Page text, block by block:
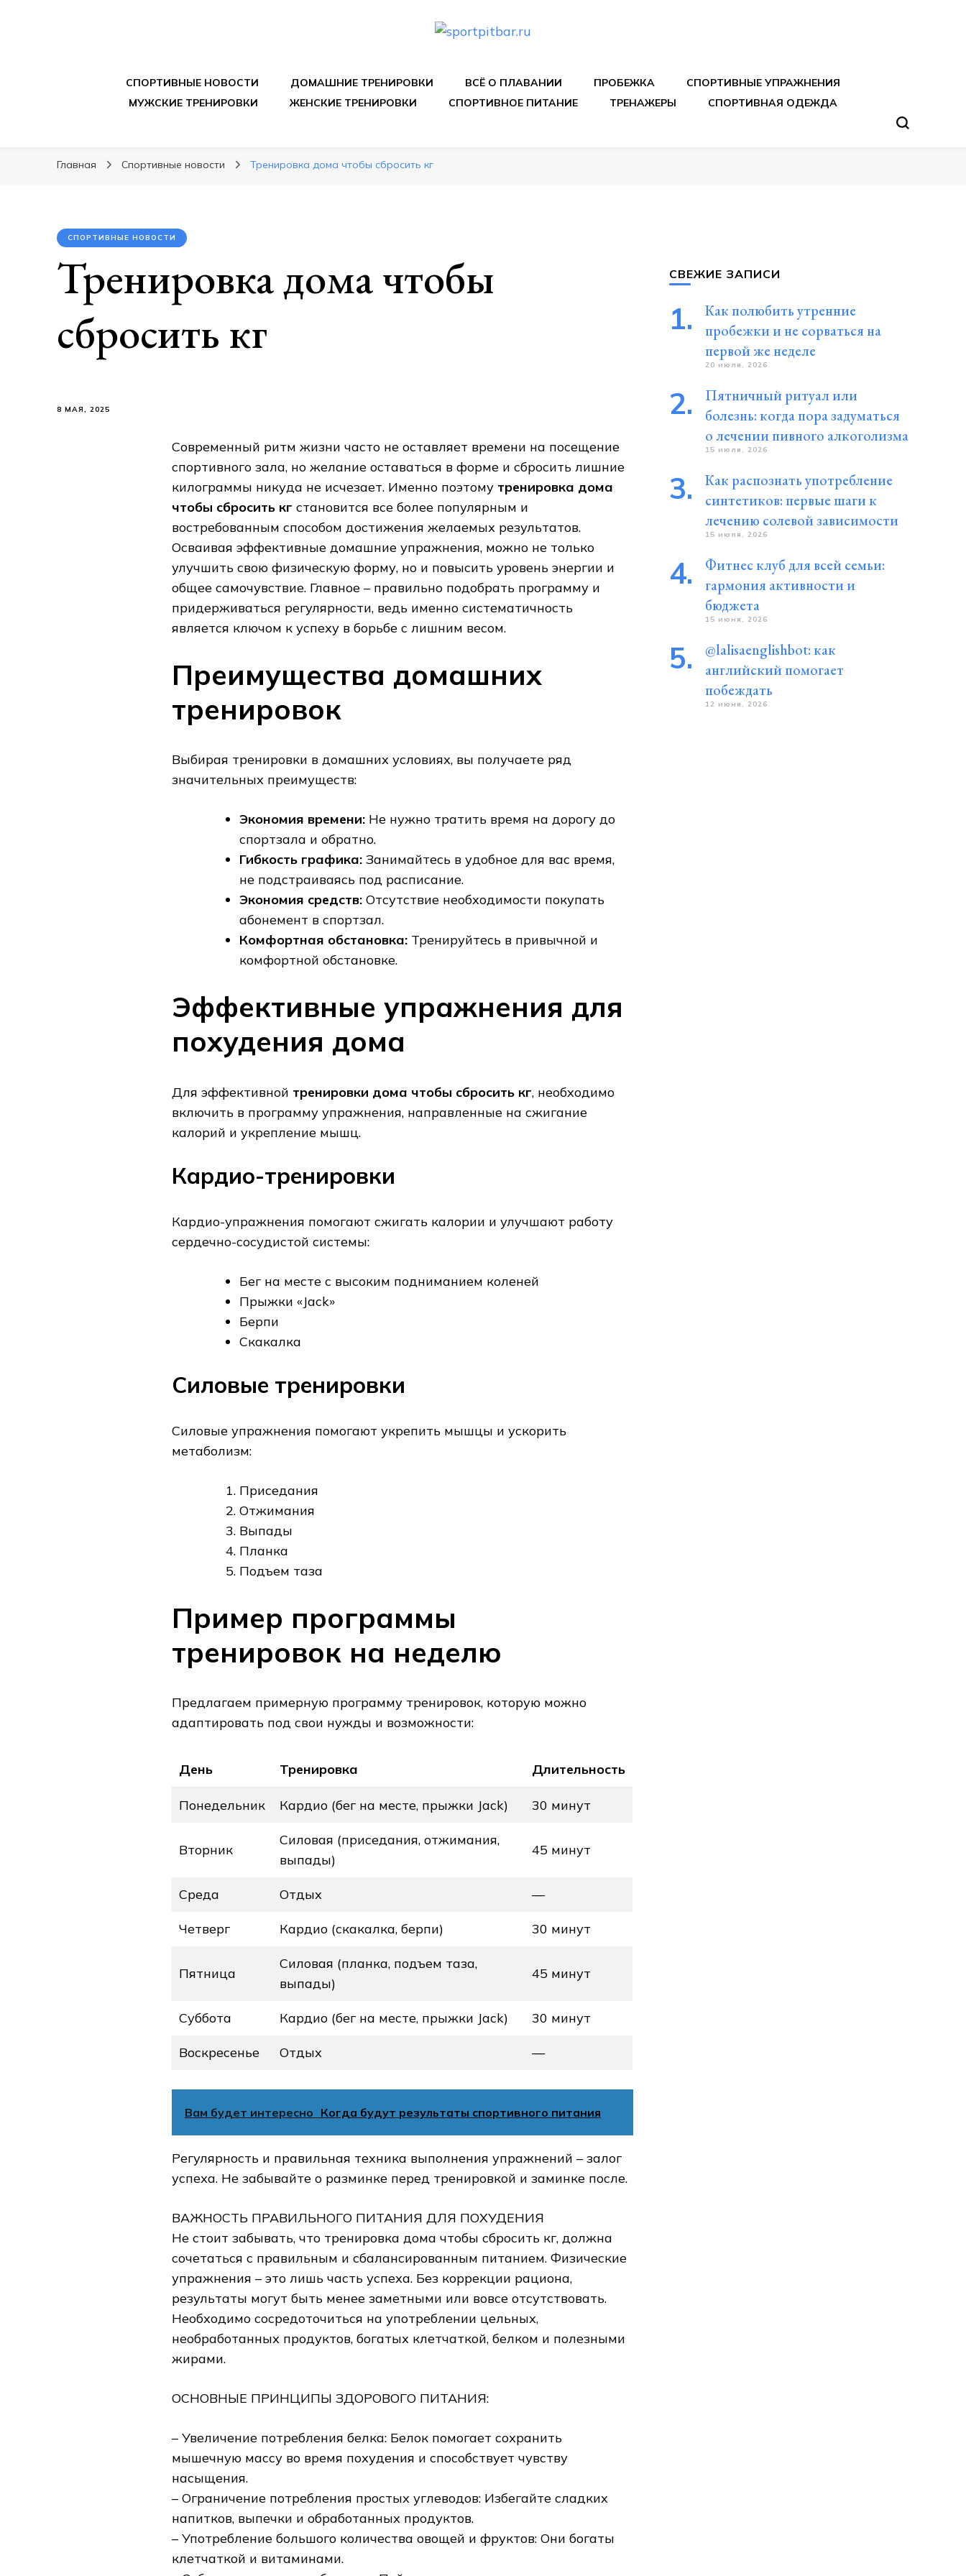
СПОРТИВНЫЕ НОВОСТИ ДОМАШНИЕ ТРЕНИРОВКИ ВСЁ О ПЛАВАНИИ ПРОБЕЖКА
СПОРТИВНЫЕ УПРАЖНЕНИЯ
МУЖСКИЕ ТРЕНИРОВКИ
ЖЕНСКИЕ ТРЕНИРОВКИ СПОРТИВНОЕ ПИТАНИЕ ТРЕНАЖЕРЫ СПОРТИВНАЯ ОДЕЖДА
Главная Спортивные новости Тренировка дома чтобы сбросить кг
СПОРТИВНЫЕ НОВОСТИ
Тренировка дома чтобы
сбросить кг
8 МАЯ, 2025
Современный ритм жизни часто не оставляет времени на посещение
спортивного зала, но желание оставаться в форме и сбросить лишние
килограммы никуда не исчезает. Именно поэтому тренировка дома
чтобы сбросить кг становится все более популярным и
востребованным способом достижения желаемых результатов.
Осваивая эффективные домашние упражнения, можно не только
улучшить свою физическую форму, но и повысить уровень энергии и
общее самочувствие. Главное – правильно подобрать программу и
придерживаться регулярности, ведь именно систематичность
является ключом к успеху в борьбе с лишним весом.
Преимущества домашних
тренировок
Выбирая тренировки в домашних условиях, вы получаете ряд
значительных преимуществ:
Экономия времени: Не нужно тратить время на дорогу до
спортзала и обратно.
Гибкость графика: Занимайтесь в удобное для вас время,
не подстраиваясь под расписание.
Экономия средств: Отсутствие необходимости покупать
абонемент в спортзал.
Комфортная обстановка: Тренируйтесь в привычной и
комфортной обстановке.
Эффективные упражнения для
похудения дома
Для эффективной тренировки дома чтобы сбросить кг, необходимо
включить в программу упражнения, направленные на сжигание
калорий и укрепление мышц.
Кардио-тренировки
Кардио-упражнения помогают сжигать калории и улучшают работу
сердечно-сосудистой системы:
Бег на месте с высоким подниманием коленей
Прыжки «Jack»
Берпи
Скакалка
Силовые тренировки
Силовые упражнения помогают укрепить мышцы и ускорить
метаболизм:
Приседания
Отжимания
Выпады
Планка
Подъем таза
Пример программы
тренировок на неделю
Предлагаем примерную программу тренировок, которую можно
адаптировать под свои нужды и возможности:
День Тренировка Длительность
Понедельник Кардио (бег на месте, прыжки Jack) 30 минут
Вторник
Силовая (приседания, отжимания,
выпады)
45 минут
Среда Отдых —
Четверг Кардио (скакалка, берпи) 30 минут
Пятница
Силовая (планка, подъем таза,
выпады)
45 минут
Суббота Кардио (бег на месте, прыжки Jack) 30 минут
Воскресенье Отдых —
Вам будет интересно Когда будут результаты спортивного питания
Регулярность и правильная техника выполнения упражнений – залог
успеха. Не забывайте о разминке перед тренировкой и заминке после.
ВАЖНОСТЬ ПРАВИЛЬНОГО ПИТАНИЯ ДЛЯ ПОХУДЕНИЯ
Не стоит забывать, что тренировка дома чтобы сбросить кг, должна
сочетаться с правильным и сбалансированным питанием. Физические
упражнения – это лишь часть успеха. Без коррекции рациона,
результаты могут быть менее заметными или вовсе отсутствовать.
Необходимо сосредоточиться на употреблении цельных,
необработанных продуктов, богатых клетчаткой, белком и полезными
жирами.
ОСНОВНЫЕ ПРИНЦИПЫ ЗДОРОВОГО ПИТАНИЯ:
– Увеличение потребления белка: Белок помогает сохранить
мышечную массу во время похудения и способствует чувству
насыщения.
– Ограничение потребления простых углеводов: Избегайте сладких
напитков, выпечки и обработанных продуктов.
– Употребление большого количества овощей и фруктов: Они богаты
клетчаткой и витаминами.
СВЕЖИЕ ЗАПИСИ
Как полюбить утренние
пробежки и не сорваться на
первой же неделе
20 июля, 2026
Пятничный ритуал или
болезнь: когда пора задуматься
о лечении пивного алкоголизма
15 июля, 2026
Как распознать употребление
синтетиков: первые шаги к
лечению солевой зависимости
15 июля, 2026
Фитнес клуб для всей семьи:
гармония активности и
бюджета
15 июня, 2026
@lalisaenglishbot: как
английский помогает
побеждать
12 июня, 2026